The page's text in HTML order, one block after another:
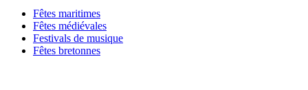
Fêtes maritimes
Fêtes médiévales
Festivals de musique
Fêtes bretonnes